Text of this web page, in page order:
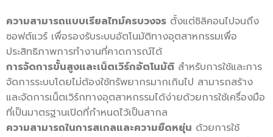
ความสามารถแบบเรียลไทม์ครบวงจร ตั้งแต่ซิลิคอนไปจนถึง
ซอฟต์แวร์ เพื่อรองรับระบบอัตโนมัติทางอุตสาหกรรมเพื่อ
ประสิทธิภาพการทำงานที่คาดการณ์ได้
การจัดการขั้นสูงและเน็ตเวิร์กอัตโนมัติ สำหรับการใช้และการ
จัดการระบบโดยไม่ต้องใช้ทรัพยากรมากเกินไป สามารถสร้าง
และจัดการเน็ตเวิร์กทางอุตสาหกรรมได้ง่ายด้วยการใช้เครื่องมือ
ที่เป็นมาตรฐานเปิดที่กำหนดไว้เป็นสากล
ความสามารถในการสเกลและความยืดหยุ่น ด้วยการใช้